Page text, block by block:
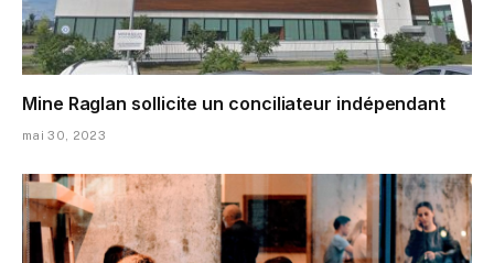
Mine Raglan sollicite un conciliateur indépendant
mai 30, 2023